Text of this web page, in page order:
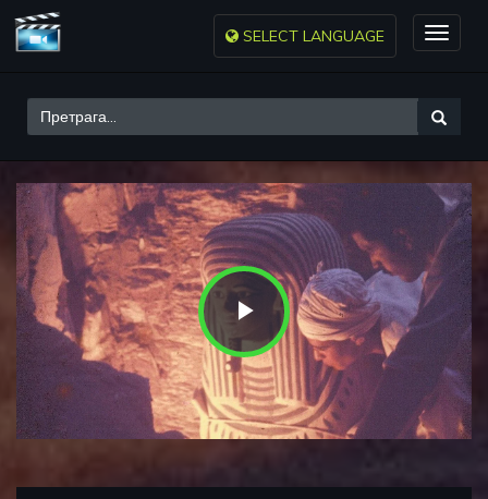
Toggle
SELECT LANGUAGE
Play
Video